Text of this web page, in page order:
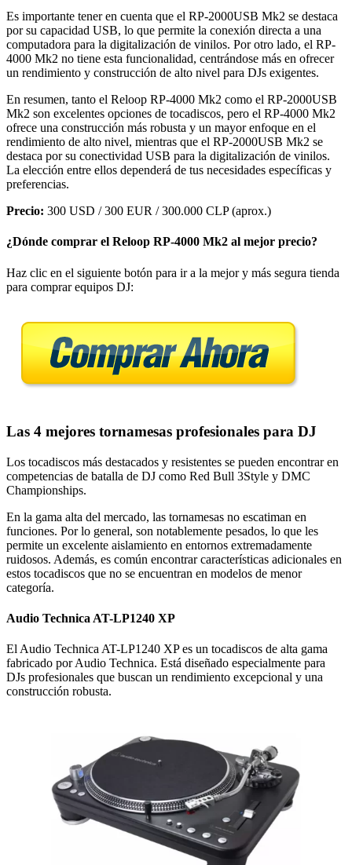
Es importante tener en cuenta que el RP-2000USB Mk2 se destaca
por su capacidad USB, lo que permite la conexión directa a una
computadora para la digitalización de vinilos. Por otro lado, el RP-
4000 Mk2 no tiene esta funcionalidad, centrándose más en ofrecer
un rendimiento y construcción de alto nivel para DJs exigentes.
En resumen, tanto el Reloop RP-4000 Mk2 como el RP-2000USB
Mk2 son excelentes opciones de tocadiscos, pero el RP-4000 Mk2
ofrece una construcción más robusta y un mayor enfoque en el
rendimiento de alto nivel, mientras que el RP-2000USB Mk2 se
destaca por su conectividad USB para la digitalización de vinilos.
La elección entre ellos dependerá de tus necesidades específicas y
preferencias.
Precio: 300 USD / 300 EUR / 300.000 CLP (aprox.)
¿Dónde comprar el Reloop RP-4000 Mk2 al mejor precio?
Haz clic en el siguiente botón para ir a la mejor y más segura tienda
para comprar equipos DJ:
Las 4 mejores tornamesas profesionales para DJ
Los tocadiscos más destacados y resistentes se pueden encontrar en
competencias de batalla de DJ como Red Bull 3Style y DMC
Championships.
En la gama alta del mercado, las tornamesas no escatiman en
funciones. Por lo general, son notablemente pesados, lo que les
permite un excelente aislamiento en entornos extremadamente
ruidosos. Además, es común encontrar características adicionales en
estos tocadiscos que no se encuentran en modelos de menor
categoría.
Audio Technica AT-LP1240 XP
El Audio Technica AT-LP1240 XP es un tocadiscos de alta gama
fabricado por Audio Technica. Está diseñado especialmente para
DJs profesionales que buscan un rendimiento excepcional y una
construcción robusta.